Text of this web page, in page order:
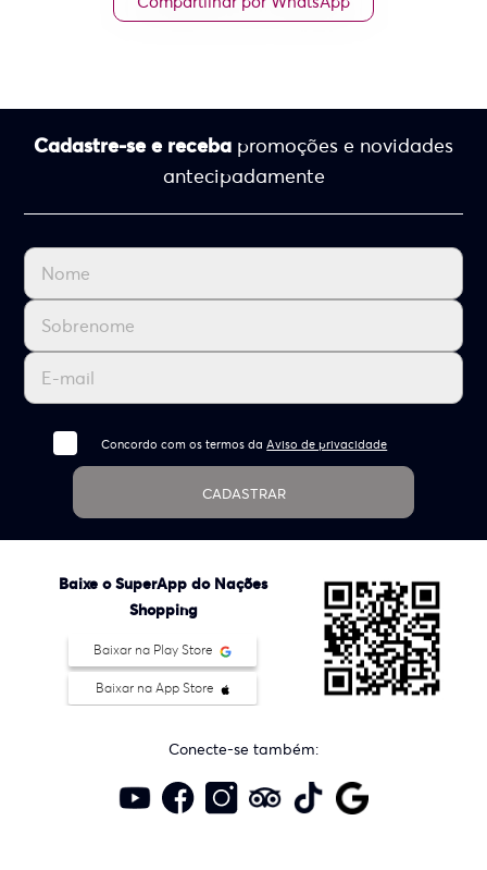
Cadastre-se e receba promoções e novidades
antecipadamente
Concordo com os termos daAviso de privacidade
CADASTRAR
Baixe o SuperApp do Nações
Shopping
Baixar na Play Store
Baixar na App Store
Conecte-se também: